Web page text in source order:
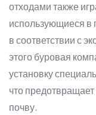
отходами также
использующиеся в
в соответствии с
этого буровая
установку
что
почву.